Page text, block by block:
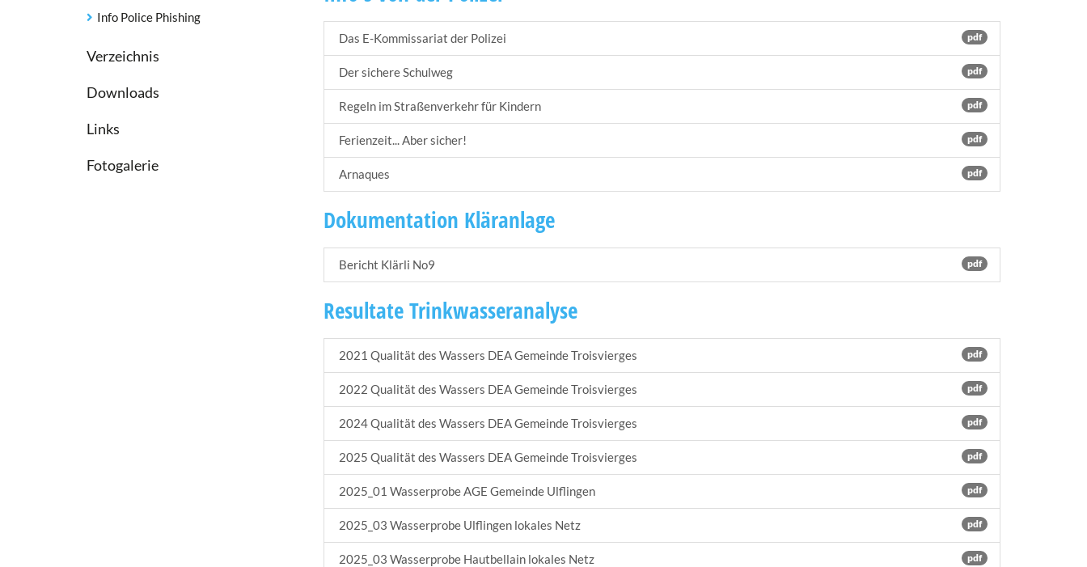
Info Police Phishing
Verzeichnis
Downloads
Links
Fotogalerie
pdf
Das E-Kommissariat der Polizei
pdf
Der sichere Schulweg
pdf
Regeln im Straßenverkehr für Kindern
pdf
Ferienzeit... Aber sicher!
pdf
Arnaques
Dokumentation Kläranlage
pdf
Bericht Klärli No9
Resultate Trinkwasseranalyse
pdf
2021 Qualität des Wassers DEA Gemeinde Troisvierges
pdf
2022 Qualität des Wassers DEA Gemeinde Troisvierges
pdf
2024 Qualität des Wassers DEA Gemeinde Troisvierges
pdf
2025 Qualität des Wassers DEA Gemeinde Troisvierges
pdf
2025_01 Wasserprobe AGE Gemeinde Ulflingen
pdf
2025_03 Wasserprobe Ulflingen lokales Netz
pdf
2025_03 Wasserprobe Hautbellain lokales Netz